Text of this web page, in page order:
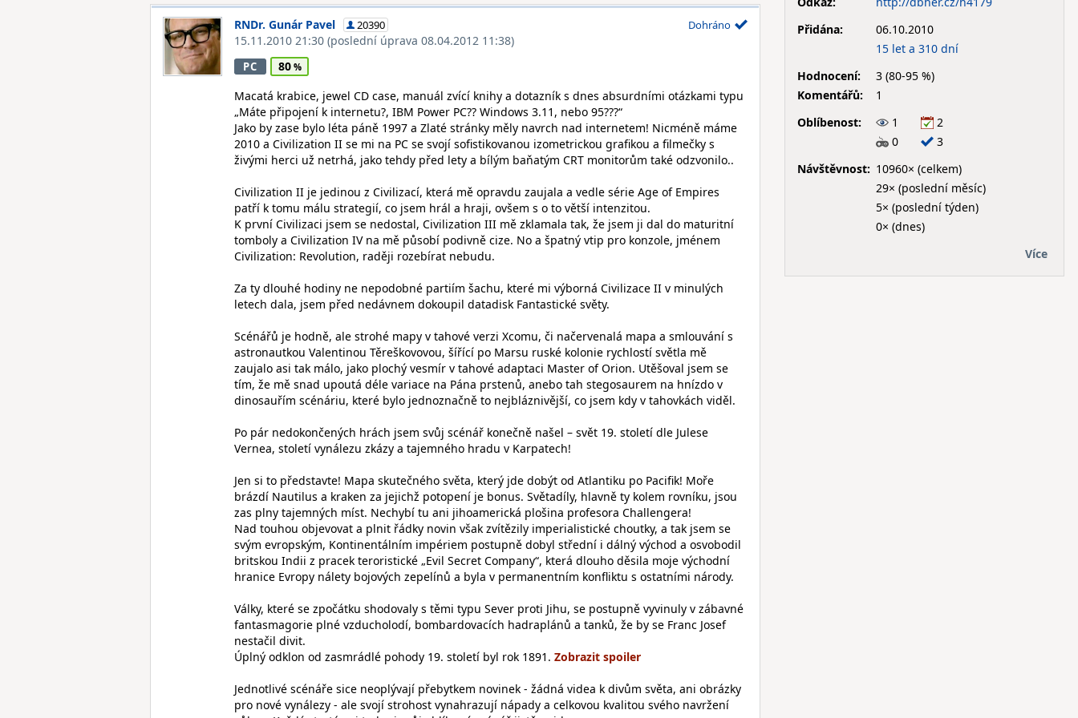
RNDr. Gunár Pavel 20390
15.11.2010 21:30 (poslední úprava 08.04.2012 11:38)
Dohráno
PC
80
Macatá krabice, jewel CD case, manuál zvící knihy a dotazník s dnes absurdními otázkami typu
„Máte připojení k internetu?, IBM Power PC?? Windows 3.11, nebo 95???“
Jako by zase bylo léta páně 1997 a Zlaté stránky měly navrch nad internetem! Nicméně máme
2010 a Civilization II se mi na PC se svojí sofistikovanou izometrickou grafikou a filmečky s
živými herci už netrhá, jako tehdy před lety a bílým baňatým CRT monitorům také odzvonilo..
Civilization II je jedinou z Civilizací, která mě opravdu zaujala a vedle série Age of Empires
patří k tomu málu strategií, co jsem hrál a hraji, ovšem s o to větší intenzitou.
K první Civilizaci jsem se nedostal, Civilization III mě zklamala tak, že jsem ji dal do maturitní
tomboly a Civilization IV na mě působí podivně cize. No a špatný vtip pro konzole, jménem
Civilization: Revolution, raději rozebírat nebudu.
Za ty dlouhé hodiny ne nepodobné partiím šachu, které mi výborná Civilizace II v minulých
letech dala, jsem před nedávnem dokoupil datadisk Fantastické světy.
Scénářů je hodně, ale strohé mapy v tahové verzi Xcomu, či načervenalá mapa a smlouvání s
astronautkou Valentinou Těreškovovou, šířící po Marsu ruské kolonie rychlostí světla mě
zaujalo asi tak málo, jako plochý vesmír v tahové adaptaci Master of Orion. Utěšoval jsem se
tím, že mě snad upoutá déle variace na Pána prstenů, anebo tah stegosaurem na hnízdo v
dinosauřím scénáriu, které bylo jednoznačně to nejbláznivější, co jsem kdy v tahovkách viděl.
Po pár nedokončených hrách jsem svůj scénář konečně našel – svět 19. století dle Julese
Vernea, století vynálezu zkázy a tajemného hradu v Karpatech!
Jen si to představte! Mapa skutečného světa, který jde dobýt od Atlantiku po Pacifik! Moře
brázdí Nautilus a kraken za jejichž potopení je bonus. Světadíly, hlavně ty kolem rovníku, jsou
zas plny tajemných míst. Nechybí tu ani jihoamerická plošina profesora Challengera!
Nad touhou objevovat a plnit řádky novin však zvítězily imperialistické choutky, a tak jsem se
svým evropským, Kontinentálním impériem postupně dobyl střední i dálný východ a osvobodil
britskou Indii z pracek teroristické „Evil Secret Company“, která dlouho děsila moje východní
hranice Evropy nálety bojových zepelínů a byla v permanentním konfliktu s ostatními národy.
Války, které se zpočátku shodovaly s těmi typu Sever proti Jihu, se postupně vyvinuly v zábavné
fantasmagorie plné vzducholodí, bombardovacích hadraplánů a tanků, že by se Franc Josef
nestačil divit.
Úplný odklon od zasmrádlé pohody 19. století byl rok 1891.
Jednotlivé scénáře sice neoplývají přebytkem novinek - žádná videa k divům světa, ani obrázky
pro nové vynálezy - ale svojí strohost vynahrazují nápady a celkovou kvalitou svého navržení
Přidána:
06.10.2010
15 let a 310 dní
Hodnocení:
3 (80-95 %)
Komentářů:
1
Oblíbenost:
1
2
0
3
Návštěvnost: 10960× (celkem)
29× (poslední měsíc)
5× (poslední týden)
0× (dnes)
Více